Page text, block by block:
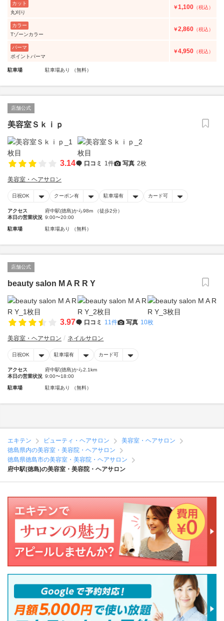
カット
丸刈り
￥1,100 （税込）
カラー
Tゾーンカラー
￥2,860 （税込）
パーマ
ポイントパーマ
￥4,950 （税込）
駐車場 駐車場あり （無料）
店舗公式
美容室Ｓｋｉｐ
3.14 口コミ 1件 写真 2枚
美容室・ヘアサロン
日祝OK クーポン有 駐車場有 カード可
アクセス
府中駅(徳島)から98m （徒歩2分）
本日の営業状況 9:00〜20:00
駐車場 駐車場あり （無料）
店舗公式
beauty salon M A R R Y
3.97 口コミ 11件 写真 10枚
美容室・ヘアサロン ネイルサロン
日祝OK 駐車場有 カード可
アクセス
府中駅(徳島)から2.1km
本日の営業状況 9:00〜18:00
駐車場 駐車場あり （無料）
エキテン ビューティ・ヘアサロン
美容室・ヘアサロン
徳島県内の美容室・美容院・ヘアサロン
徳島県徳島市の美容室・美容院・ヘアサロン
府中駅(徳島)の美容室・美容院・ヘアサロン